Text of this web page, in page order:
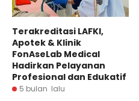
Terakreditasi LAFKI,
Apotek & Klinik
FonAseLab Medical
Hadirkan Pelayanan
Profesional dan Edukatif
5 bulan lalu